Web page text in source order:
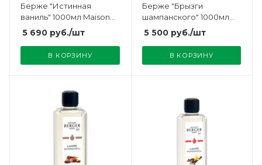
Берже "Истинная
ваниль" 1000мл Maison
Berger
5 690 руб./шт
В КОРЗИНУ
Берже "Брызги
шампанского" 1000мл
Maison Berger
5 500руб./шт
В КОРЗИНУ